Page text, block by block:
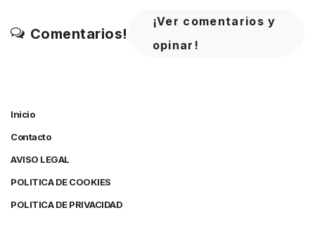
Comentarios!
¡Ver comentarios y
opinar!
Inicio
Contacto
AVISO LEGAL
POLITICA DE COOKIES
POLITICA DE PRIVACIDAD